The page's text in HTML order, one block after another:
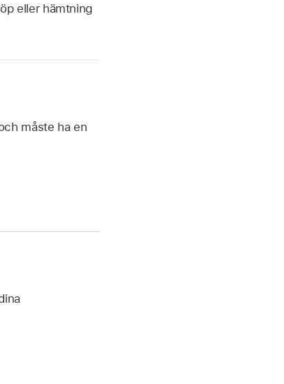
eller hämtning
måste ha en